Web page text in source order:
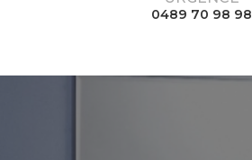
0489 70 98 98